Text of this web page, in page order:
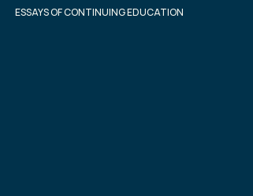
ESSAYS OF CONTINUING EDUCATION